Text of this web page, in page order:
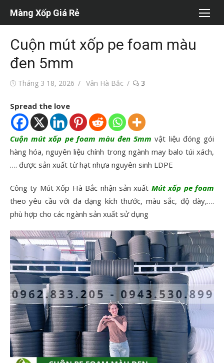
dung
Màng Xốp Giá Rẻ
Cuộn mút xốp pe foam màu
đen 5mm
ĐăngTháng 3 18, 2026
Tác
Vân Hà Bắc 3
Spread the love
Cuộn mút xốp pe foam màu đen 5mm vật liệu đóng gói
hàng hóa, nguyên liệu chính trong ngành may balo túi xách,
…. được sản xuất từ hạt nhựa nguyên sinh LDPE
Công ty Mút Xốp Hà Bắc nhận sản xuất Mút xốp pe foam
theo yêu cầu với đa dạng kích thước, màu sắc, độ dày,….
phù hợp cho các ngành sản xuất sử dụng